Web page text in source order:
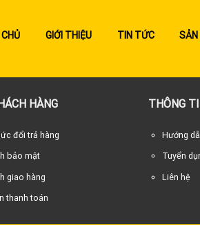
GIỚI THIỆU TIN TỨC SẢN
HÀNG
đổi trả hàng
bảo mật
giao hàng
thanh toán
THÔNG
Hướng
Tuyển
Liên hệ